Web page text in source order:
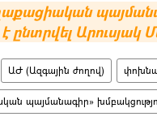
ընտրվել Արուսյակ
ԱԺ (Ազգային ժողով)
պայմանագիր»